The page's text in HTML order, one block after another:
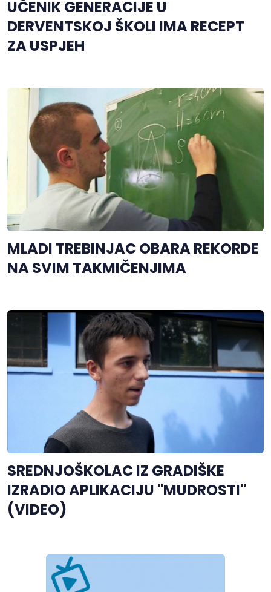
UČENIK GENERACIJE U
DERVENTSKOJ ŠKOLI IMA RECEPT
ZA USPJEH
MLADI TREBINJAC OBARA REKORDE
NA SVIM TAKMIČENJIMA
SREDNJOŠKOLAC IZ GRADIŠKE
IZRADIO APLIKACIJU "MUDROSTI"
(VIDEO)